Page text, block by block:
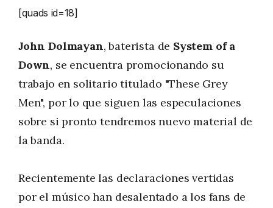
[quads id=18]
John Dolmayan, baterista de System of a
Down, se encuentra promocionando su
trabajo en solitario titulado "These Grey
Men", por lo que siguen las especulaciones
sobre si pronto tendremos nuevo material de
la banda.
Recientemente las declaraciones vertidas
por el músico han desalentado a los fans de